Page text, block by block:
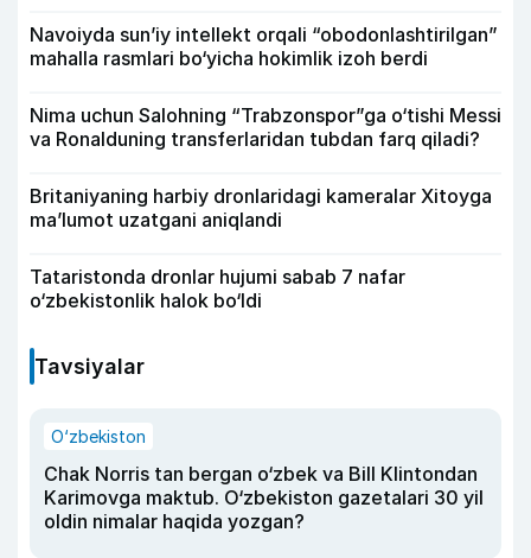
Navoiyda sun’iy intellekt orqali “obodonlashtirilgan”
mahalla rasmlari bo‘yicha hokimlik izoh berdi
Nima uchun Salohning “Trabzonspor”ga o‘tishi Messi
va Ronalduning transferlaridan tubdan farq qiladi?
Britaniyaning harbiy dronlaridagi kameralar Xitoyga
ma’lumot uzatgani aniqlandi
Tataristonda dronlar hujumi sabab 7 nafar
o‘zbekistonlik halok bo‘ldi
Tavsiyalar
O‘zbekiston
Chak Norris tan bergan o‘zbek va Bill Klintondan
Karimovga maktub. O‘zbekiston gazetalari 30 yil
oldin nimalar haqida yozgan?